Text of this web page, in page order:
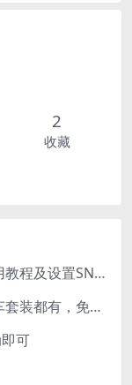
2
收藏
VSOL V2802RH 2.5g光猫 设置使用教程及设置SN教程-附带稳定固件使用手册等
[端游] QQ飞车端游单机版，各种车套装都有，免虚拟机
可